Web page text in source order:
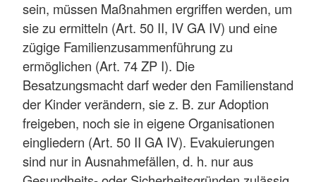
sein, müssen Maßnahmen ergriffen werden, um
sie zu ermitteln (Art. 50 II, IV GA IV) und eine
zügige Familienzusammenführung zu
ermöglichen (Art. 74 ZP I). Die
Besatzungsmacht darf weder den Familienstand
der Kinder verändern, sie z. B. zur Adoption
freigeben, noch sie in eigene Organisationen
eingliedern (Art. 50 II GA IV). Evakuierungen
sind nur in Ausnahmefällen, d. h. nur aus